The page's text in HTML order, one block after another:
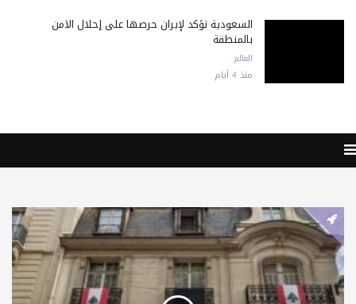
السعودية تؤكد لإيران حرصها على إحلال الأمن
بالمنطقة
العالم
منذ 4 أيام